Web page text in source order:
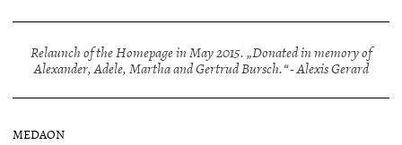
Relaunch of the Homepage in May 2015. „Donated in memory of
Alexander, Adele, Martha and Gertrud Bursch.“ - Alexis Gerard
MEDAON